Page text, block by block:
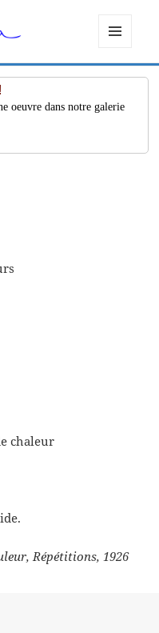
ET
WIDGETS
oeuvre dans notre galerie
chaleur
Répétitions, 1926